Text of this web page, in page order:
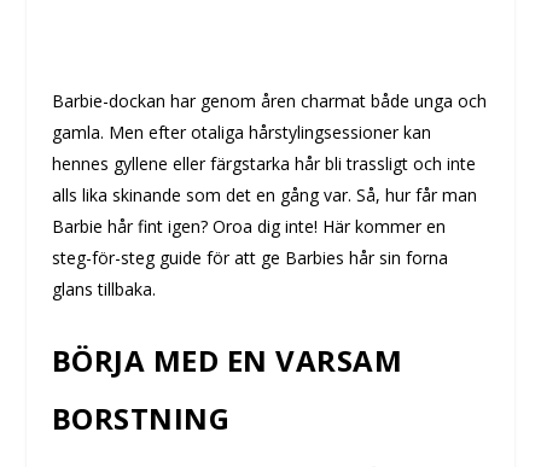
Barbie-dockan har genom åren charmat både unga och
gamla. Men efter otaliga hårstylingsessioner kan
hennes gyllene eller färgstarka hår bli trassligt och inte
alls lika skinande som det en gång var. Så, hur får man
Barbie hår fint igen? Oroa dig inte! Här kommer en
steg-för-steg guide för att ge Barbies hår sin forna
glans tillbaka.
BÖRJA MED EN VARSAM
BORSTNING